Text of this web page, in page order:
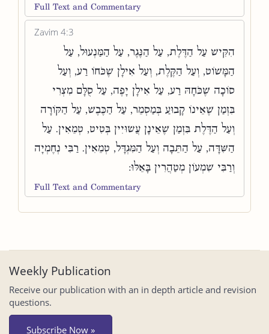
Full Text and Commentary
Zavim 4:3
הִקִּישׁ עַל הַדֶּלֶת, עַל הַנֶּגֶר, עַל הַמַּנְעוּל, עַל
הַמָּשׁוֹט, וְעַל הַקֶּלֶת, וְעַל אִילָן שֶׁכֹּחוֹ רַע, וְעַל
סוֹכָה שֶׁכֹּחָהּ רַע, עַל אִילָן יָפֶה, עַל סֻלָּם מִצְרִי
בִּזְמַן שֶׁאֵינוֹ קָבוּעַ בְּמַסְמֵר, עַל הַכֶּבֶשׁ, עַל הַקּוֹרָה
וְעַל הַדֶּלֶת בִּזְמַן שֶׁאֵינָן עֲשׂוּיִין בְּטִיט, טְמֵאִין. עַל
הַשִּׁדָּה, עַל הַתֵּבָה וְעַל הַמִּגְדָּל, טְמֵאִין. רַבִּי נְחֶמְיָה
וְרַבִּי שִׁמְעוֹן מְטַהֲרִין בָּאֵלּוּ:
Full Text and Commentary
Weekly Publication
Receive our publication with an in depth article and revision
questions.
Subscribe Now »